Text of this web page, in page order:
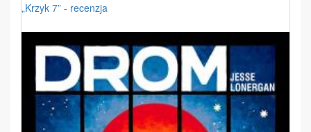
„Krzyk 7” - recenzja